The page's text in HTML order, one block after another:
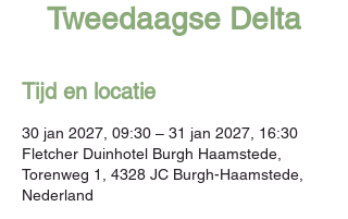
Tweedaagse Delta
Tijd en locatie
30 jan 2027, 09:30 – 31 jan 2027, 16:30
Fletcher Duinhotel Burgh Haamstede,
Torenweg 1, 4328 JC Burgh-Haamstede,
Nederland